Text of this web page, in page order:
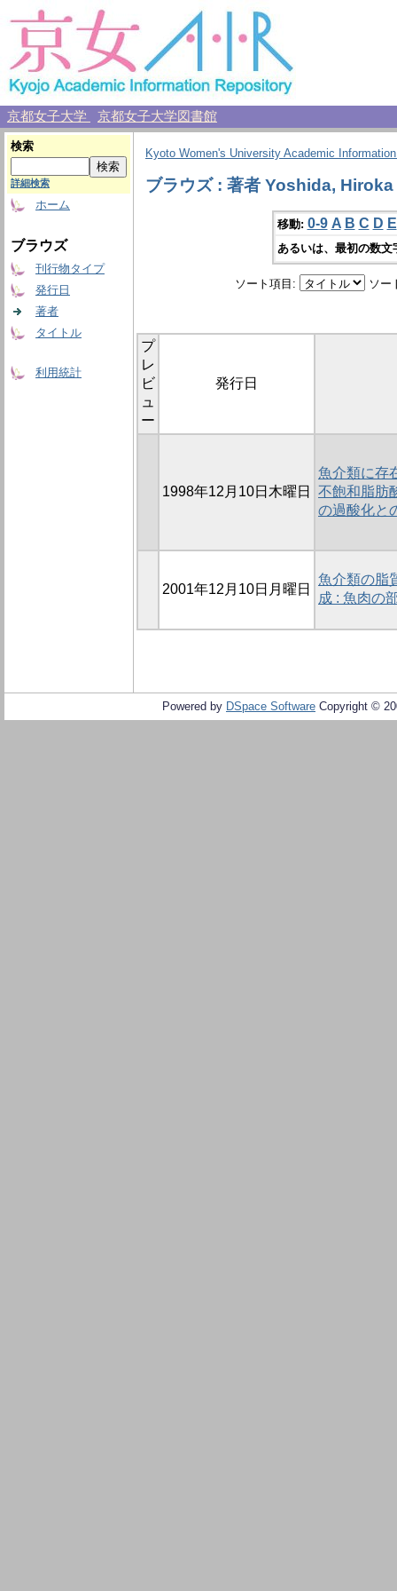
京都女子大学 京都女子大学図書館
検索
詳細検索
ホーム
ブラウズ
刊行物タイプ
発行日
著者
タイトル
利用統計
Kyoto Women's University Academic
ブラウズ : 著者 Yoshida, Hiroka
移動: 0-9 A B C D E
あるいは、最初の数
ソート項目: ソー
プ
レ
ビ
ュ
ー
発行日
1998年12月10日木曜日
魚介類に存
不飽和脂肪
の過酸化と
2001年12月10日月曜日
魚介類の脂
成 : 魚肉の
Powered by DSpace Software Copyright ©